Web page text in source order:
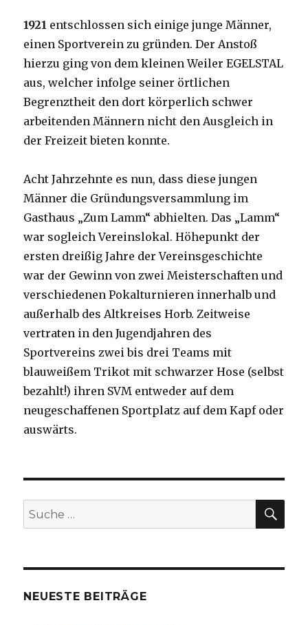
1921 entschlossen sich einige junge Männer,
einen Sportverein zu gründen. Der Anstoß
hierzu ging von dem kleinen Weiler EGELSTAL
aus, welcher infolge seiner örtlichen
Begrenztheit den dort körperlich schwer
arbeitenden Männern nicht den Ausgleich in
der Freizeit bieten konnte.
Acht Jahrzehnte es nun, dass diese jungen
Männer die Gründungsversammlung im
Gasthaus „Zum Lamm“ abhielten. Das „Lamm“
war sogleich Vereinslokal. Höhepunkt der
ersten dreißig Jahre der Vereinsgeschichte
war der Gewinn von zwei Meisterschaften und
verschiedenen Pokalturnieren innerhalb und
außerhalb des Altkreises Horb. Zeitweise
vertraten in den Jugendjahren des
Sportvereins zwei bis drei Teams mit
blauweißem Trikot mit schwarzer Hose (selbst
bezahlt!) ihren SVM entweder auf dem
neugeschaffenen Sportplatz auf dem Kapf oder
auswärts.
Suche
nach:
NEUESTE BEITRÄGE